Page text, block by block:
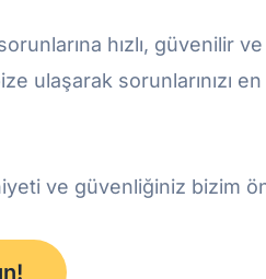
hızlı, güvenilir
ulaşarak sorunlarınızı
ve güvenliğiniz bizim